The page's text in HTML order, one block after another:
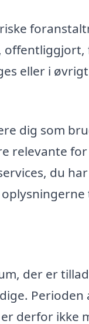
eller i
dig som
relevante
du
der er
derfor ikke